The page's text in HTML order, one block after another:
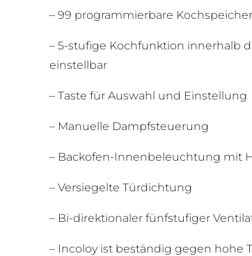
– 99 programmierbare Kochspeicher
– 5-stufige Kochfunktion innerhalb
einstellbar
– Taste für Auswahl und Einstellung
– Manuelle Dampfsteuerung
– Backofen-Innenbeleuchtung mit
– Versiegelte Türdichtung
– Bi-direktionaler fünfstufiger
– Incoloy ist beständig gegen hohe